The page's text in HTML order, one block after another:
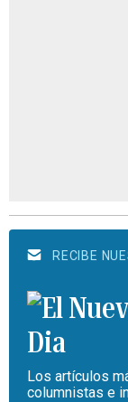
RECIBE
Los artículos
columnistas e